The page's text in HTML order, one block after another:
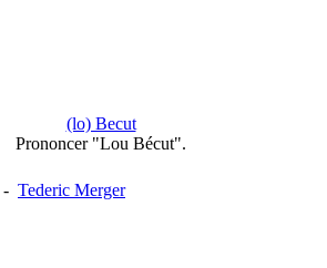
(lo) Becut
Prononcer "Lou Bécut".
- Tederic Merger